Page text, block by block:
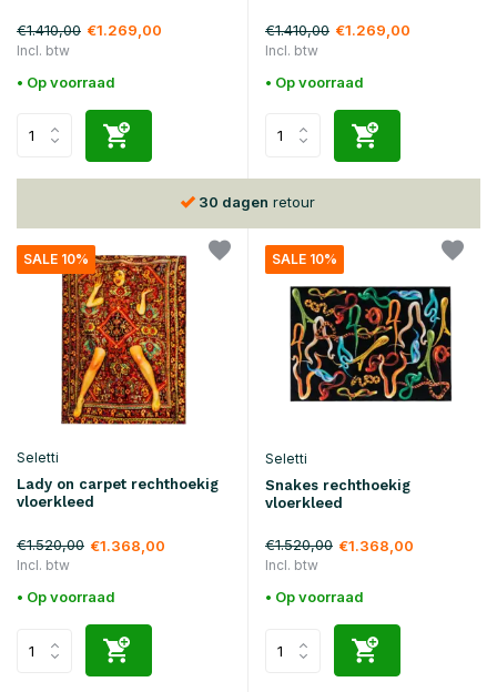
€1.410,00 €1.269,00
Incl. btw
• Op voorraad
€1.410,00 €1.269,00
Incl. btw
• Op voorraad
30 dagen retour
SALE 10%
Seletti
Lady on carpet rechthoekig
vloerkleed
€1.520,00 €1.368,00
Incl. btw
• Op voorraad
SALE 10%
Seletti
Snakes rechthoekig
vloerkleed
€1.520,00 €1.368,00
Incl. btw
• Op voorraad